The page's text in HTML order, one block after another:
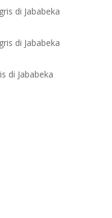
di Jababeka
di Jababeka
di Jababeka